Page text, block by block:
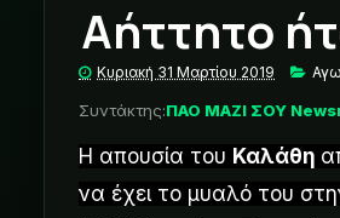
Αήττητο
Κυριακή 31 Μαρτίου 2019
Συντάκτης:ΠΑΟ ΜΑΖΙ ΣΟΥ
Η απουσία του Καλάθη
να έχει το μυαλό του